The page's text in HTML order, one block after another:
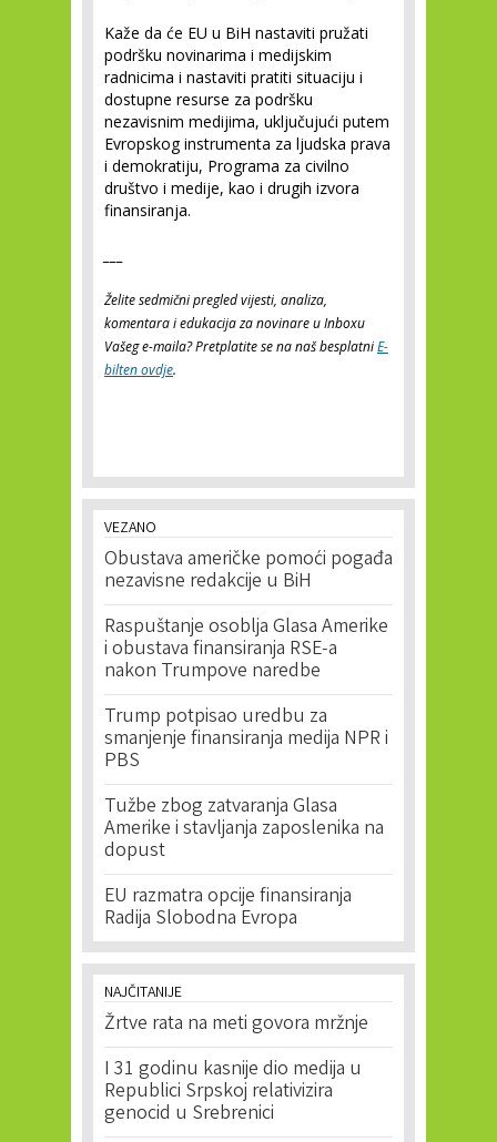
Kaže da će EU u BiH nastaviti pružati
podršku novinarima i medijskim
radnicima i nastaviti pratiti situaciju i
dostupne resurse za podršku
nezavisnim medijima, uključujući putem
Evropskog instrumenta za ljudska prava
i demokratiju, Programa za civilno
društvo i medije, kao i drugih izvora
finansiranja.
Želite sedmični pregled vijesti, analiza,
komentara i edukacija za novinare u Inboxu
Vašeg e-maila? Pretplatite se na naš besplatniE-
bilten ovdje.
VEZANO
Obustava američke pomoći pogađa
nezavisne redakcije u BiH
Raspuštanje osoblja Glasa Amerike
i obustava finansiranja RSE-a
nakon Trumpove naredbe
Trump potpisao uredbu za
smanjenje finansiranja medija NPR i
PBS
Tužbe zbog zatvaranja Glasa
Amerike i stavljanja zaposlenika na
dopust
EU razmatra opcije finansiranja
Radija Slobodna Evropa
NAJČITANIJE
Žrtve rata na meti govora mržnje
I 31 godinu kasnije dio medija u
Republici Srpskoj relativizira
genocid u Srebrenici